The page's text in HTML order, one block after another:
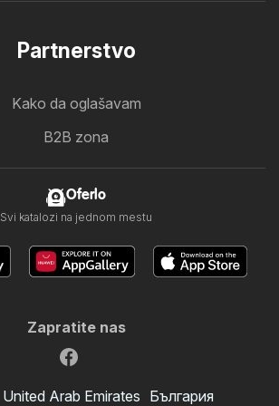
Partnerstvo
Kako da oglašavam
B2B zona
Oferlo
Svi katalozi na jednom mestu
Zapratite nas
United Arab Emirates България